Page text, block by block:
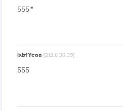
555'"
lxbfYeaa[212.6.36.39]
555